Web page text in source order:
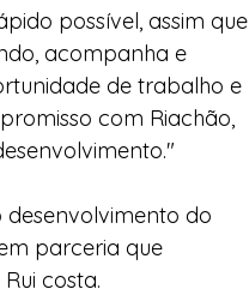
possível, assim que
acompanha e
de trabalho e
com Riachão,
do
parceria que
costa.